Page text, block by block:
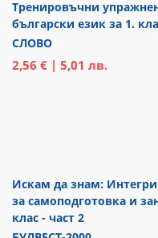
Тренировъчни
български език за 1.
СЛОВО
2,56 € | 5,01 лв.
Искам да знам:
за самоподготовка и
клас - част 2